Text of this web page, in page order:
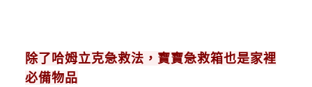
除了哈姆立克急救法，寶寶急救箱也是家裡
必備物品